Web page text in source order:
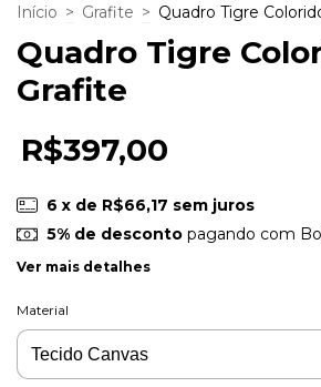
Início > Grafite > Quadro Tigre
Quadro Tigre
Grafite
R$397,00
6 x de R$66,17 sem juros
5% de descontopagando com
Ver mais detalhes
Material